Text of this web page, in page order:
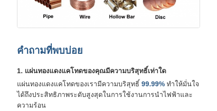
คำถามที่พบบ่อย
1. แผ่นทองแดงแคโทดของคุณมีความบริสุทธิ์เท่าใด
แผ่นทองแดงแคโทดของเรามีความบริสุทธิ์ 99.99% ทำให้มั่นใจ
ได้ถึงประสิทธิภาพระดับสูงสุดในการใช้งานการนำไฟฟ้าและ
ความร้อน